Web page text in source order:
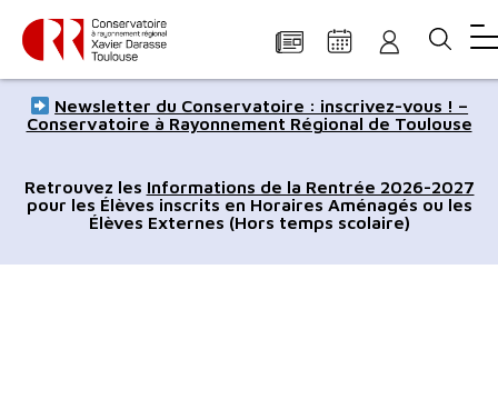
Panneau de gestion des cookies
Aller
au
principal
à
navigation
à
recherche
au
de
page
au
du
site
Newsletter du Conservatoire : inscrivez-vous ! –
Conservatoire à Rayonnement Régional de Toulouse
Retrouvez les Informations de la Rentrée 2026-2027
pour les Élèves inscrits en Horaires Aménagés ou les
Élèves Externes (Hors temps scolaire)